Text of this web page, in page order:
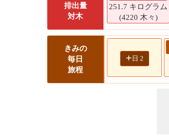
排出量
対木
251.7 キログラム
(4220 木々)
きみの
毎日
旅程
+ 日 2